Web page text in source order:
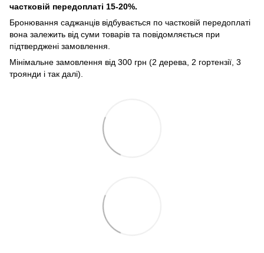
частковій передоплаті 15-20%.
Бронювання саджанців відбувається по частковій передоплаті
вона залежить від суми товарів та повідомляється при
підтверджені замовлення.
Мінімальне замовлення від 300 грн (2 дерева, 2 гортензії, 3
троянди і так далі).